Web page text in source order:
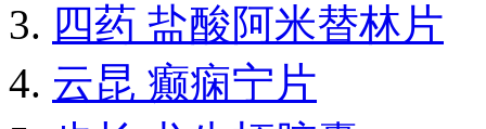
四药 盐酸阿米替林片
云昆 癫痫宁片